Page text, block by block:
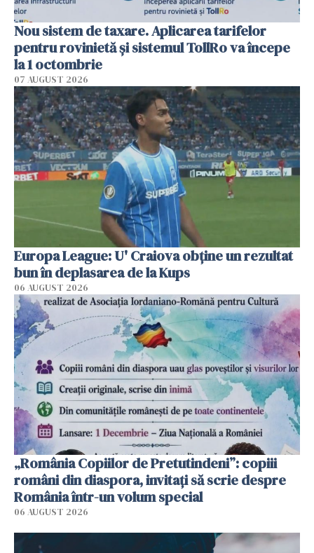
Nou sistem de taxare. Aplicarea tarifelor
pentru rovinietă şi sistemul TollRo va începe
la 1 octombrie
07 AUGUST 2026
Europa League: U' Craiova obține un rezultat
bun în deplasarea de la Kups
06 AUGUST 2026
„România Copiilor de Pretutindeni”: copiii
români din diaspora, invitați să scrie despre
România într-un volum special
06 AUGUST 2026